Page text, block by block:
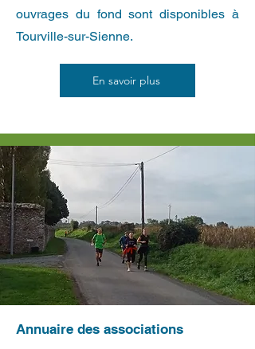
ouvrages du fond sont disponibles à
Tourville-sur-Sienne.
En savoir plus
Annuaire des associations